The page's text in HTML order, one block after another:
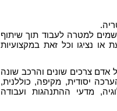
למטרה לעבוד תוך שיתוף
נציגו וכל זאת במקצועיות
צרכים שונים והרכב שונה
יסודית, מקיפה, כוללנית,
מדעי ההתנהגות ועבודה